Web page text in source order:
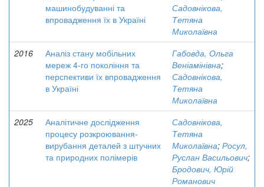
машинобудуванні та
впровадження їх в Україні
Садовнікова,
Тетяна
Миколаївна
2016
Аналіз стану мобільних
мереж 4-го покоління та
перспективи їх впровадження
в Україні
Габовда, Ольга
Веніамінівна;
Садовнікова,
Тетяна
Миколаївна
2025
Аналітичне дослідження
процесу розкроювання-
вирубання деталей з штучних
та природних полімерів
Садовнікова,
Тетяна
Миколаївна; Росул,
Руслан Васильович;
Бродович, Юрій
Романович